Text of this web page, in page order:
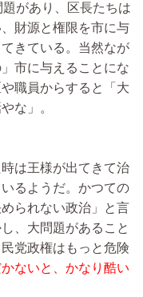
があり、区長たちは
財源と権限を市に与
きている。当然なが
市に与えることにな
職員からすると「大
な」。
は王様が出てきて治
るようだ。かつての
られない政治」と言
、大問題があること
党政権はもっと危険
ないと、かなり酷い